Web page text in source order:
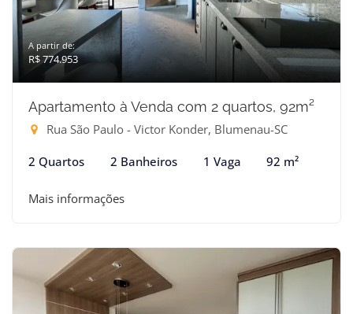
A partir de:
R$ 774.953
Apartamento à Venda com 2 quartos, 92m²
Rua São Paulo - Victor Konder, Blumenau-SC
2 Quartos 2 Banheiros 1 Vaga 92 m²
Mais informações